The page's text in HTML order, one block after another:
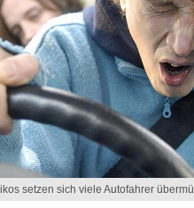
setzen sich viele Autofahrer